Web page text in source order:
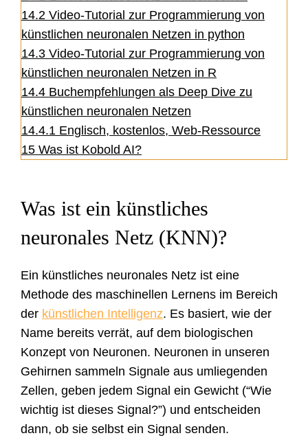
14.2 Video-Tutorial zur Programmierung von
künstlichen neuronalen Netzen in python
14.3 Video-Tutorial zur Programmierung von
künstlichen neuronalen Netzen in R
14.4 Buchempfehlungen als Deep Dive zu
künstlichen neuronalen Netzen
14.4.1 Englisch, kostenlos, Web-Ressource
15 Was ist Kobold AI?
Was ist ein künstliches
neuronales Netz (KNN)?
Ein künstliches neuronales Netz ist eine
Methode des maschinellen Lernens im Bereich
der künstlichen Intelligenz. Es basiert, wie der
Name bereits verrät, auf dem biologischen
Konzept von Neuronen. Neuronen in unseren
Gehirnen sammeln Signale aus umliegenden
Zellen, geben jedem Signal ein Gewicht (“Wie
wichtig ist dieses Signal?”) und entscheiden
dann, ob sie selbst ein Signal senden.